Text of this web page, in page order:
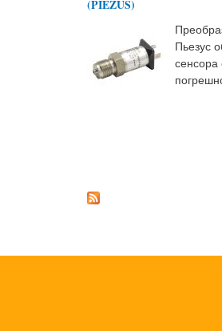
(PIEZUS)
Пьезус